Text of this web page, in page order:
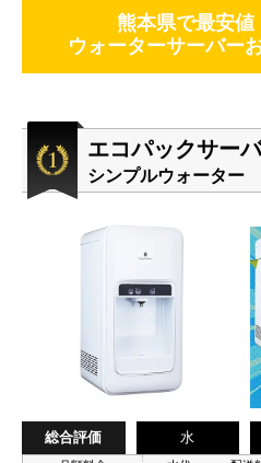
熊本県で最安
ウォーターサーバー
エコパックサー
シンプルウォーター
総合評価 水